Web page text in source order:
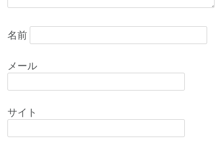
名前
メール
サイト